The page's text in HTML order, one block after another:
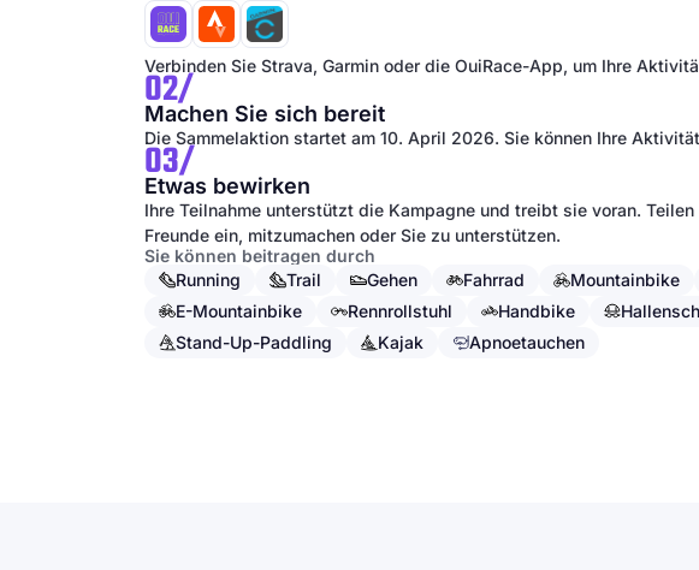
Verbinden Sie Strava, Garmin oder die OuiRace-App, um Ihre
02/
Machen Sie sich bereit
Die Sammelaktion startet am 10. April 2026. Sie können Ihre
03/
Etwas bewirken
Ihre Teilnahme unterstützt die Kampagne und treibt sie voran.
Freunde ein, mitzumachen oder Sie zu unterstützen.
Sie können beitragen durch
Running
Trail Gehen Fahrrad Mountainbike
E-Mountainbike
Rennrollstuhl Handbike
Stand-Up-Paddling
Kajak Apnoetauchen